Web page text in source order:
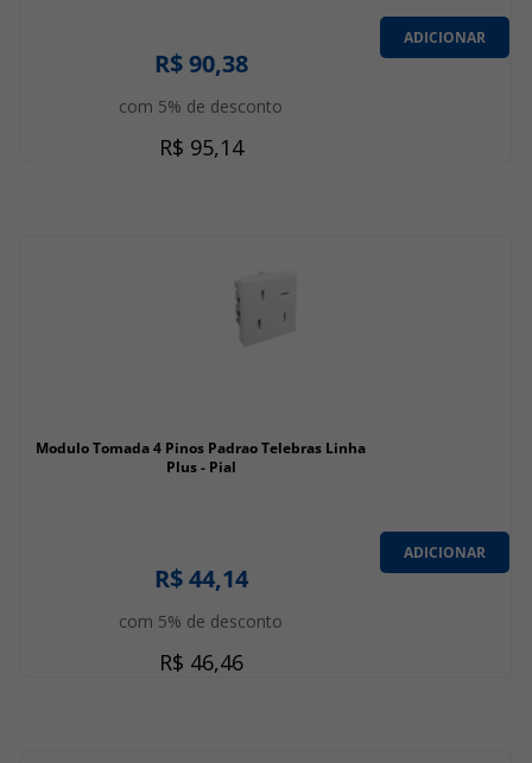
R$ 90,38
com 5% de desconto
R$ 95,14
ADICIONAR
Modulo Tomada 4 Pinos Padrao Telebras Linha
Plus - Pial
R$ 44,14
com 5% de desconto
R$ 46,46
ADICIONAR